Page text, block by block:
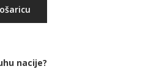
nacije?